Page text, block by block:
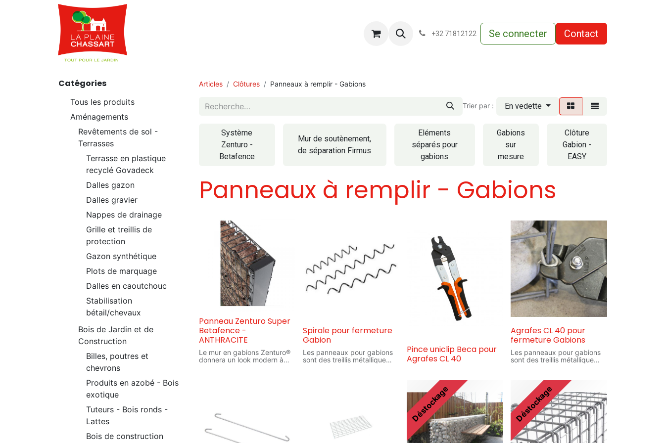
Conditions-generales-de-vente
+32 71812122 Se connecter Contact
Catégories
Tous les produits
Aménagements
Revêtements de sol -
Terrasses
Terrasse en plastique
recyclé Govadeck
Dalles gazon
Dalles gravier
Nappes de drainage
Grille et treillis de
protection
Gazon synthétique
Plots de marquage
Dalles en caoutchouc
Stabilisation
bétail/chevaux
Bois de Jardin et de
Construction
Billes, poutres et
chevrons
Produits en azobé - Bois
exotique
Tuteurs - Bois ronds -
Lattes
Bois de construction
Articles Clôtures Panneaux à remplir - Gabions
Trier par : En vedette
Système
Zenturo -
Betafence
Mur de soutènement,
de séparation Firmus
Eléments
séparés pour
gabions
Gabions
sur
mesure
Clôture
Gabion -
EASY
Panneaux à remplir - Gabions
Panneau Zenturo Super
Betafence -
ANTHRACITE
Le mur en gabions Zenturo®
donnera un look modern à
Votre mur gabion Zenturo
sera réalisé avec les
panneaux Zenturo Super et
les poteaux rectangulaires
Zenturo, complétés des
Spirale pour fermeture
Gabion
Les panneaux pour gabions
sont des treillis métallique
dimensions de gabion
différentes. Les cages ainsi
construites sont à remplir de
différents types de pierres.
Pince uniclip Beca pour
Agrafes CL 40
Agrafes CL 40 pour
fermeture Gabions
Les panneaux pour gabions
sont des treillis métallique
combinant les divers
panneaux et renfort avec des
spirales ou des agrafes pour
la fermeture, vous pourrez
fabriquer toutes sortes de
dimensions de gabion
différentes. Les cages ainsi
construites sont à remplir de
différents types de pierres.
Déstockage Déstockage